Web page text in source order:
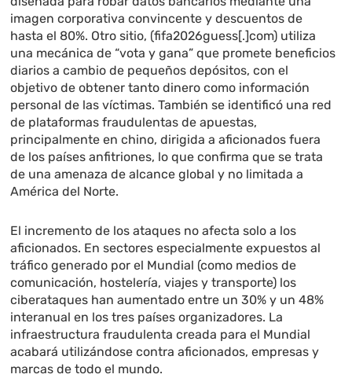
imagen corporativa convincente y descuentos de
hasta el 80%. Otro sitio, (fifa2026guess[.]com) utiliza
una mecánica de “vota y gana” que promete beneficios
diarios a cambio de pequeños depósitos, con el
objetivo de obtener tanto dinero como información
personal de las víctimas. También se identificó una red
de plataformas fraudulentas de apuestas,
principalmente en chino, dirigida a aficionados fuera
de los países anfitriones, lo que confirma que se trata
de una amenaza de alcance global y no limitada a
América del Norte.
El incremento de los ataques no afecta solo a los
aficionados. En sectores especialmente expuestos al
tráfico generado por el Mundial (como medios de
comunicación, hostelería, viajes y transporte) los
ciberataques han aumentado entre un 30% y un 48%
interanual en los tres países organizadores. La
infraestructura fraudulenta creada para el Mundial
acabará utilizándose contra aficionados, empresas y
marcas de todo el mundo.